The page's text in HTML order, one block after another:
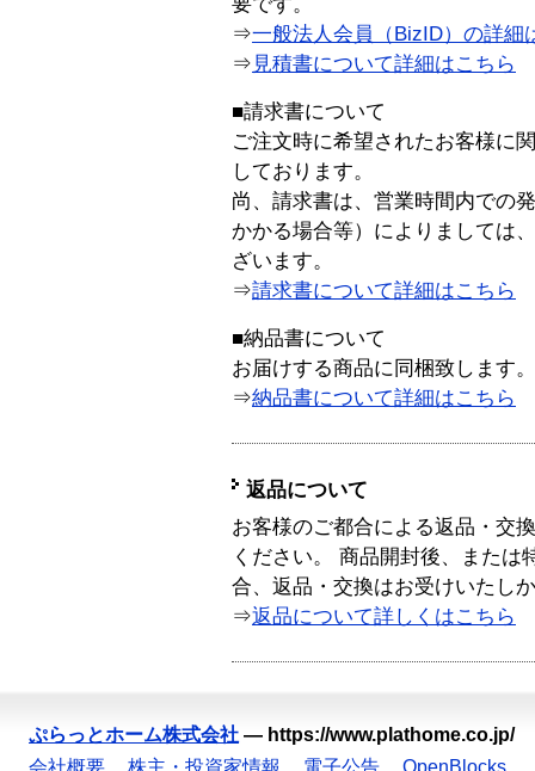
要です。
⇒一般法人会員（BizID）の詳細
⇒ 見積書について詳細はこちら
■請求書について
ご注文時に希望されたお客様に
しております。
尚、請求書は、営業時間内での
かかる場合等）によりましては
ざいます。
⇒請求書について詳細はこちら
■納品書について
お届けする商品に同梱致します。
⇒納品書について詳細はこちら
返品について
お客様のご都合による返品・交
ください。 商品開封後、または
合、返品・交換はお受けいたし
⇒返品について詳しくはこちら
ぷらっとホーム株式会社 — https://www.plathome.co.jp/
会社概要
株主・投資家情報 電子公告 OpenBlocks